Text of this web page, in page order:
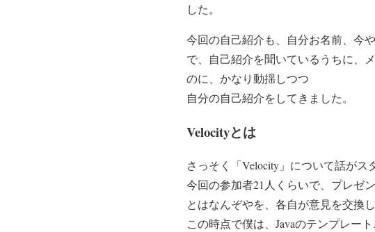
した。
今回の自己紹介も、自分お名前、今
で、自己紹介を聞いているうちに、
のに、かなり動揺しつつ
自分の自己紹介をしてきました。
Velocityとは
さっそく「Velocity」について話がス
今回の参加者21人くらいで、プレゼ
とはなんぞやを、各自が意見を交換
この時点で僕は、Javaのテンプレー